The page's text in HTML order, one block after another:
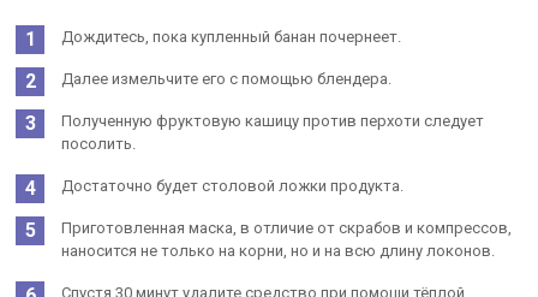
Дождитесь, пока купленный банан почернеет.
Далее измельчите его с помощью блендера.
Полученную фруктовую кашицу против перхоти следует
посолить.
Достаточно будет столовой ложки продукта.
Приготовленная маска, в отличие от скрабов и компрессов,
наносится не только на корни, но и на всю длину локонов.
Спустя 30 минут удалите средство при помощи тёплой